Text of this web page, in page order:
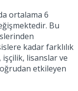
ortalama 6
Bu
kadar farklılık
lisanslar ve
etkileyen